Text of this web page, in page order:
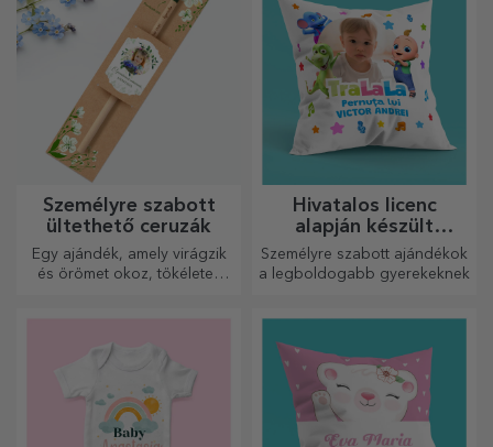
Személyre szabott
ültethető ceruzák
Egy ajándék, amely virágzik
és örömet okoz, tökéletes
Hivatalos licenc
alapján készült
személyre szabott
ajándékok - TraLaLa
Személyre szabott ajándékok
a legboldogabb gyerekeknek